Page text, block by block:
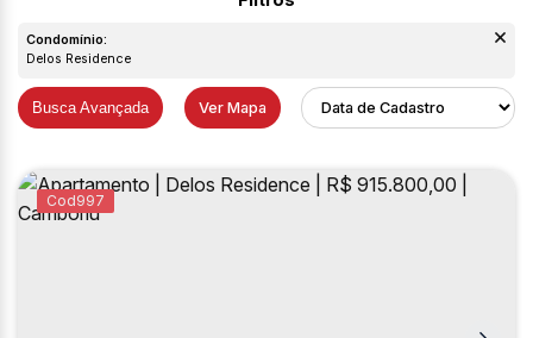
Condomínio:
Delos Residence
Busca Avançada Ver Mapa
997